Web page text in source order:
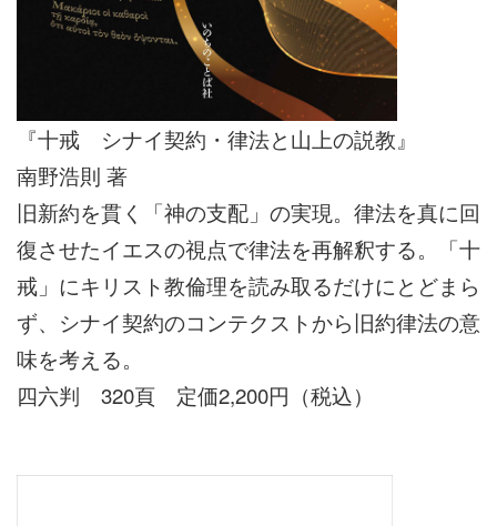
『十戒 シナイ契約・律法と山上の説教』
南野浩則 著
旧新約を貫く「神の支配」の実現。律法を真に回
復させたイエスの視点で律法を再解釈する。「十
戒」にキリスト教倫理を読み取るだけにとどまら
ず、シナイ契約のコンテクストから旧約律法の意
味を考える。
四六判 320頁 定価2,200円（税込）